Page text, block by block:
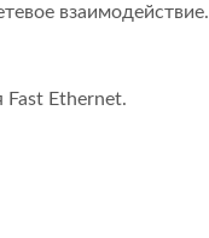
взаимодействие.
Fast Ethernet.